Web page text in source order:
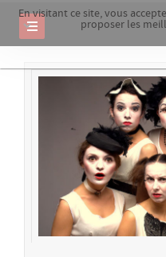
En visitant ce site, vous
proposer les